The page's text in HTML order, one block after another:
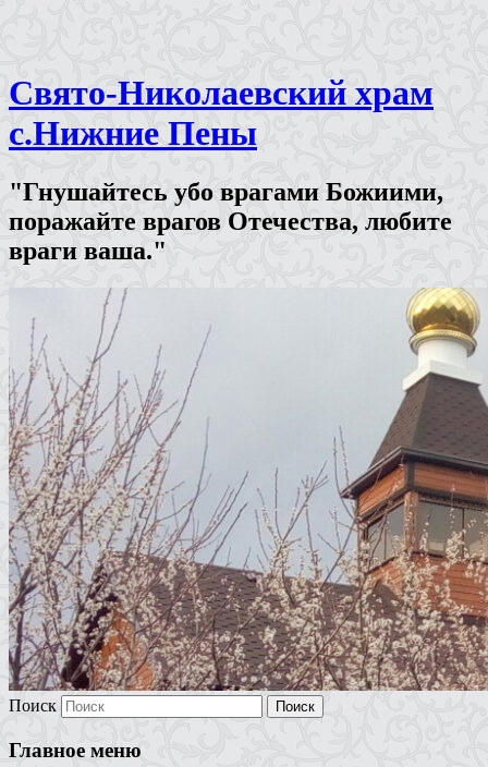
Свято-Николаевский храм
с.Нижние Пены
"Гнушайтесь убо врагами Божиими,
поражайте врагов Отечества, любите
враги ваша."
Поиск
Главное меню